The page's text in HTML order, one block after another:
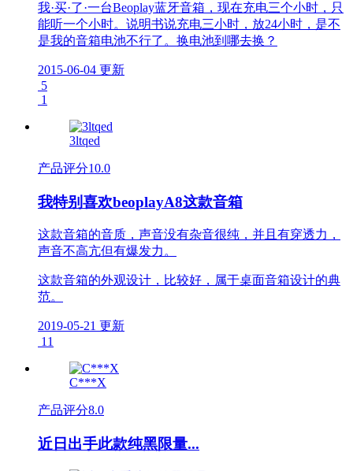
我·买·了·一台Beoplay蓝牙音箱，现在充电三个小时，只
能听一个小时。说明书说充电三小时，放24小时，是不
是我的音箱电池不行了。换电池到哪去换？
2015-06-04 更新
5
1
3ltqed
产品评分10.0
我特别喜欢beoplayA8这款音箱
这款音箱的音质，声音没有杂音很纯，并且有穿透力，
声音不高亢但有爆发力。
这款音箱的外观设计，比较好，属于桌面音箱设计的典
范。
2019-05-21 更新
11
C***X
产品评分8.0
近日出手此款纯黑限量...